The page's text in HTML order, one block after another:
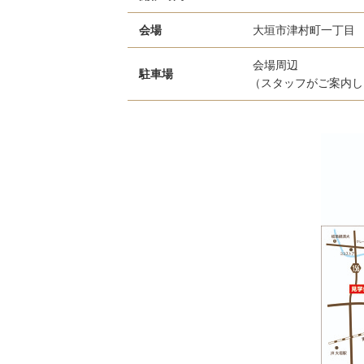
会場 大垣市津村町一丁目
駐車場
会場周辺
（スタッフがご案内